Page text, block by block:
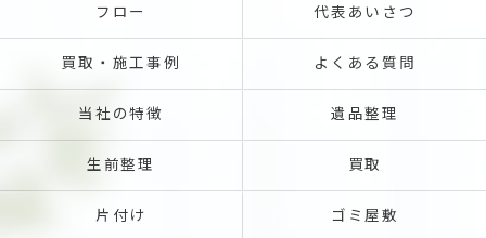
フロー 代表あいさつ
買取・施工事例 よくある質問
当社の特徴 遺品整理
生前整理 買取
片付け ゴミ屋敷